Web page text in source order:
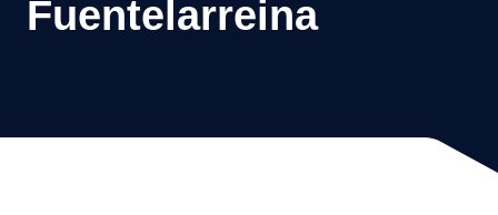
Fuentelarreina